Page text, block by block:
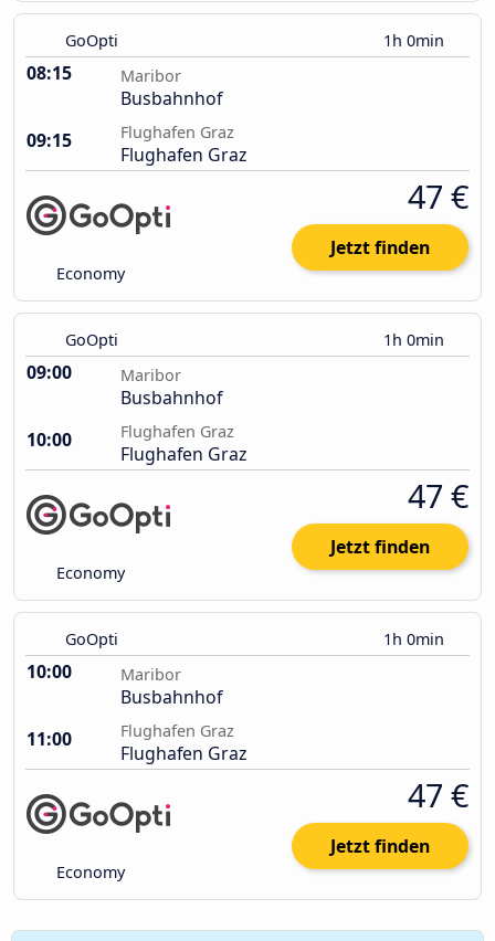
GoOpti 1h 0min
08:15 Maribor
Busbahnhof
09:15
Flughafen Graz
Flughafen Graz
Economy
47 €
Jetzt finden
GoOpti 1h 0min
09:00 Maribor
Busbahnhof
10:00
Flughafen Graz
Flughafen Graz
Economy
47 €
Jetzt finden
GoOpti 1h 0min
10:00 Maribor
Busbahnhof
11:00
Flughafen Graz
Flughafen Graz
Economy
47 €
Jetzt finden